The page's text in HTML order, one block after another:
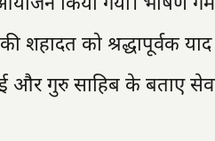
को श्रद्धापूर्वक याद
और गुरु साहिब के बताए